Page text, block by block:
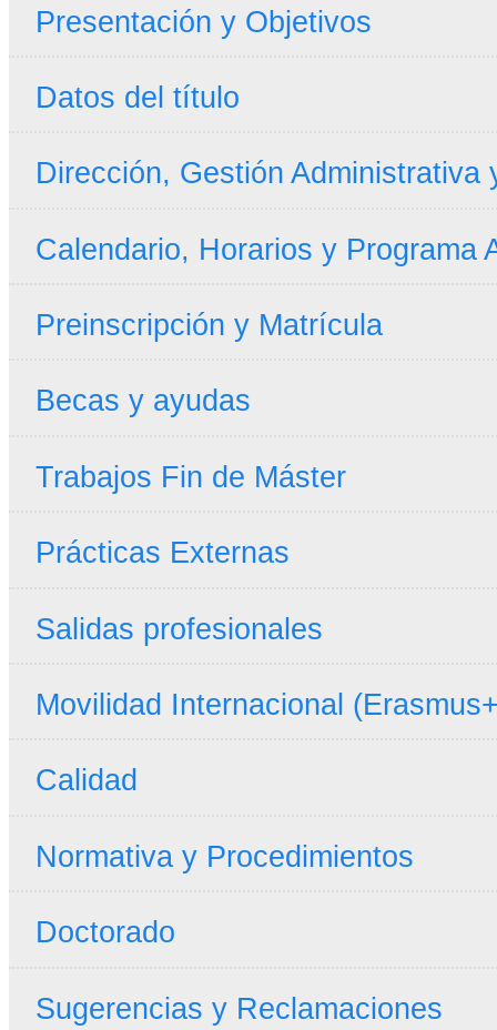
Presentación y Objetivos
Datos del título
Dirección, Gestión Administrativa
Calendario, Horarios y Programa
Preinscripción y Matrícula
Becas y ayudas
Trabajos Fin de Máster
Prácticas Externas
Salidas profesionales
Movilidad Internacional
Calidad
Normativa y Procedimientos
Doctorado
Sugerencias y Reclamaciones